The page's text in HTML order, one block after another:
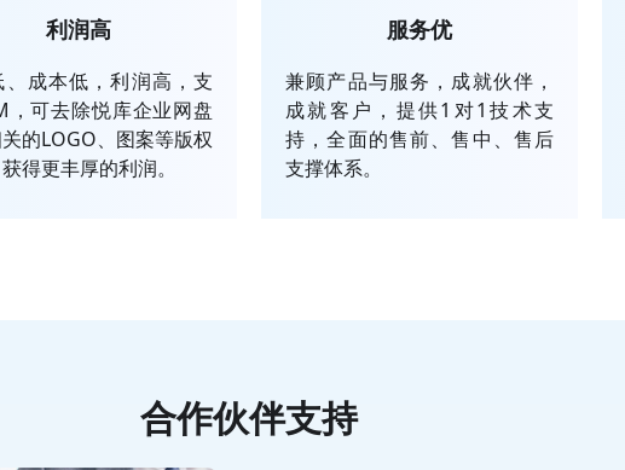
利润高
、成本低，利润高，支
，可去除悦库企业网盘
的LOGO、图案等版权
得更丰厚的利润。
服务优
兼顾产品与服务，成就伙伴，
成就客户，提供1对1技术支
持，全面的售前、售中、售后
支撑体系。
合作伙伴支持